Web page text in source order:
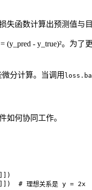
失函数计算出预测值
(y_pred - y_true)²。为
分计算。当调用
如何协同工作。
]])
]]) # 理想关系是 y = 2x